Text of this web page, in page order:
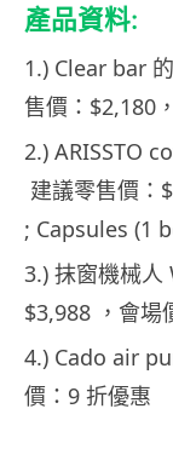
產品資料:
1.) Clear bar
售價：$2,180
2.) ARISSTO
建議零售價：
; Capsules (1
3.) 抹窗機械
$3,988 ，會場
4.) Cado air
價：9 折優惠